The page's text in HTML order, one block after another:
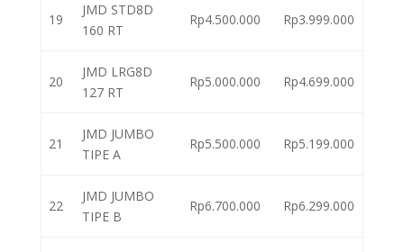
19
JMD STD8D
160 RT
Rp4.500.000 Rp3.999.000
20
JMD LRG8D
127 RT
Rp5.000.000 Rp4.699.000
21
JMD JUMBO
TIPE A
Rp5.500.000 Rp5.199.000
22
JMD JUMBO
TIPE B
Rp6.700.000 Rp6.299.000